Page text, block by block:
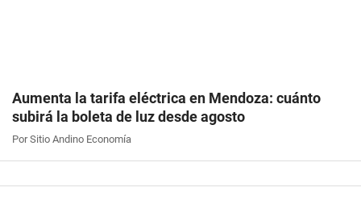
Aumenta la tarifa eléctrica en Mendoza: cuánto
subirá la boleta de luz desde agosto
Por Sitio Andino Economía